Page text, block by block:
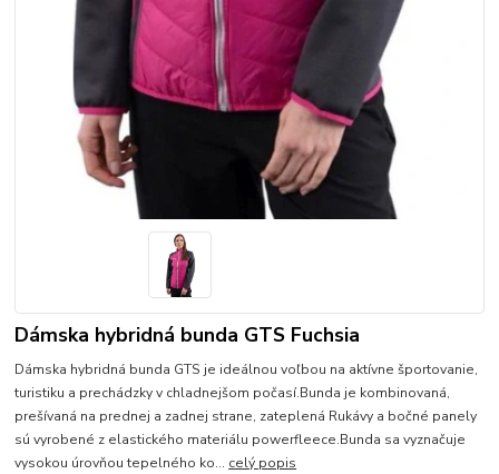
Dámska hybridná bunda GTS Fuchsia
Dámska hybridná bunda GTS je ideálnou voľbou na aktívne športovanie,
turistiku a prechádzky v chladnejšom počasí.Bunda je kombinovaná,
prešívaná na prednej a zadnej strane, zateplená Rukávy a bočné panely
sú vyrobené z elastického materiálu powerfleece.Bunda sa vyznačuje
vysokou úrovňou tepelného ko... celý popis